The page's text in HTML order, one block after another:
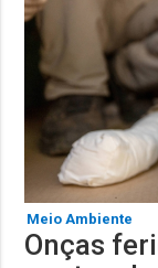
Meio Ambiente
Onças